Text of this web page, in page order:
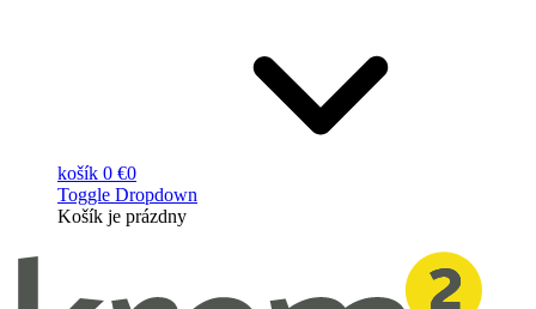
košík 0 €0
Toggle Dropdown
Košík je prázdny